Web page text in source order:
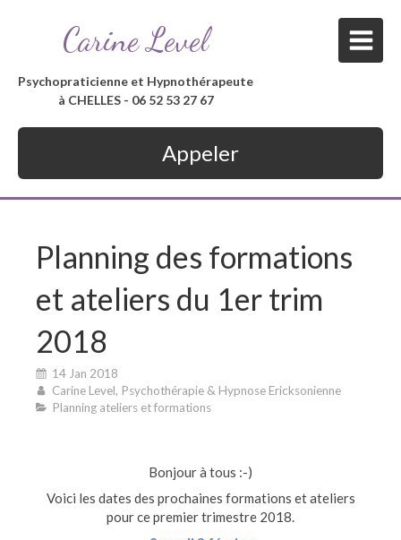
Carine Level
Psychopraticienne et Hypnothérapeute
à CHELLES - 06 52 53 27 67
Appeler
Planning des formations
et ateliers du 1er trim
2018
14 Jan 2018
Carine Level, Psychothérapie & Hypnose Ericksonienne
Planning ateliers et formations
Bonjour à tous :-)
Voici les dates des prochaines formations et ateliers
pour ce premier trimestre 2018.